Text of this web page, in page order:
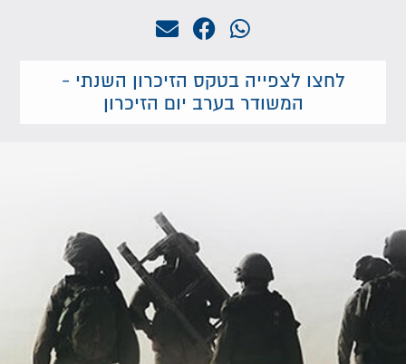
לחצו לצפייה בטקס הזיכרון השנתי -
המשודר בערב יום הזיכרון